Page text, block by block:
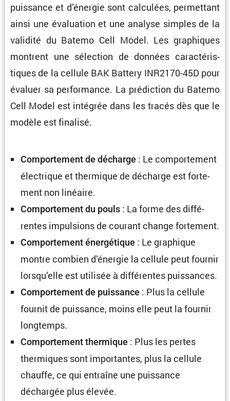
puissance et d’énergie sont calcu­lées, permet­tant
ainsi une évalua­tion et une analyse simples de la
validité du Batemo Cell Model. Les graphiques
montrent une sélec­tion de données carac­té­ris­
tiques de la cellule BAK Battery INR2170-45D pour
évaluer sa perfor­mance. La prédic­tion du Batemo
Cell Model est intégrée dans les tracés dès que le
modèle est finalisé.
Compor­te­ment de décharge : Le compor­te­ment
électrique et thermique de décharge est forte­
ment non linéaire.
Compor­te­ment du pouls : La forme des diffé­
rentes impul­sions de courant change fortement.
Compor­te­ment énergé­tique : Le graphique
montre combien d’énergie la cellule peut fournir
lorsqu’elle est utilisée à diffé­rentes puissances.
Compor­te­ment de puissance : Plus la cellule
fournit de puissance, moins elle peut la fournir
longtemps.
Compor­te­ment thermique : Plus les pertes
thermiques sont impor­tantes, plus la cellule
chauffe, ce qui entraîne une puissance
déchargée plus élevée.